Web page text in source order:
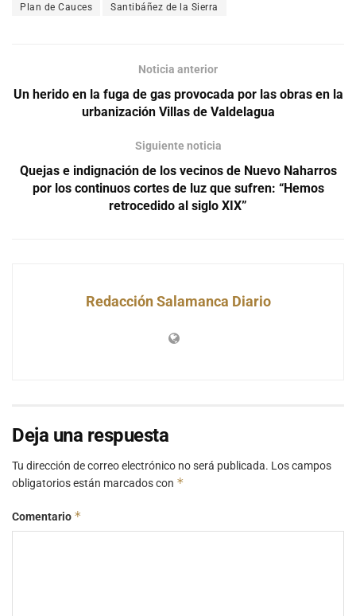
Plan de Cauces Santibáñez de la Sierra
Noticia anterior
Un herido en la fuga de gas provocada por las obras en la
urbanización Villas de Valdelagua
Siguiente noticia
Quejas e indignación de los vecinos de Nuevo Naharros
por los continuos cortes de luz que sufren: “Hemos
retrocedido al siglo XIX”
Redacción Salamanca Diario
Deja una respuesta
Tu dirección de correo electrónico no será publicada. Los campos
obligatorios están marcados con *
Comentario *